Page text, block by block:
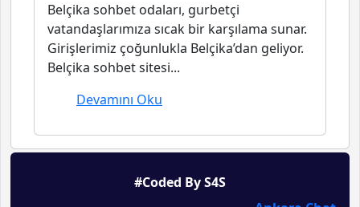
Belçika sohbet odaları, gurbetçi
vatandaşlarımıza sıcak bir karşılama sunar.
Girişlerimiz çoğunlukla Belçika’dan geliyor.
Belçika sohbet sitesi...
Devamını Oku
#Coded By S4S